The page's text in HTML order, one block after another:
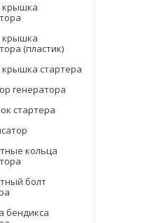
крышка
крышка
(пластик)
крышка стартера
генератора
стартера
кольца
болт
бендикса